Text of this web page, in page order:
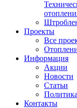
Проекты
Все
Информация
Акции
Новости
Статьи
Контакты